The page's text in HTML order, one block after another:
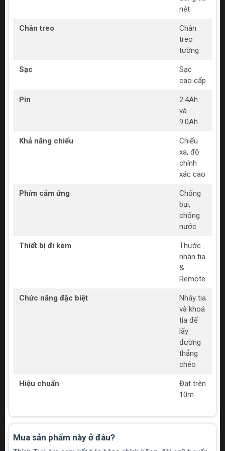
nét
Chân treo
Chân
treo
tường
Sạc
Sạc
cao cấp
Pin
2.4Ah
và
9.0Ah
Khả năng chiếu
Chiếu
xa, độ
chính
xác cao
Phím cảm ứng
Chống
bụi,
chống
nước
Thiết bị đi kèm
Thước
nhận tia
&
Remote
Chức năng đặc biệt
Nháy tia
và khoá
tia để
lấy
đường
thẳng
chéo
Hiệu chuẩn
Đạt trên
10m
Mua sản phẩm này ở đâu?